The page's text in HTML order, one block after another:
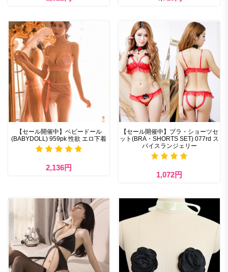
【セール開催中】ベビードール
(BABYDOLL) 959pk 性欲 エロ下着
2,136円
【セール開催中】ブラ・ショーツセ
ット(BRA・SHORTS SET) 077rd ス
パイスランジェリー
1,072円